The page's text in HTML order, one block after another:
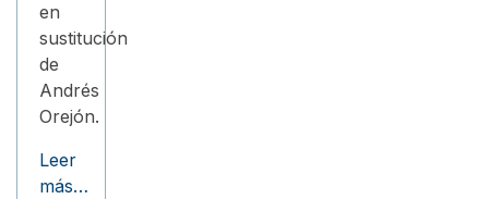
en
sustitución
de
Andrés
Orejón.
Leer
más…